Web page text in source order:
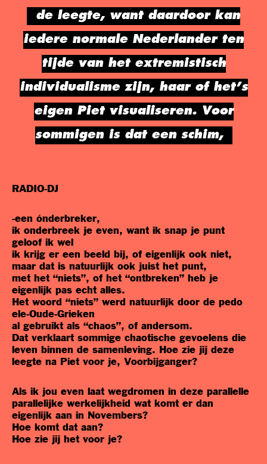
de leegte, want daardoor kan
iedere normale Nederlander ten
tijde van het extremistisch
individualisme zijn, haar of het’s
eigen Piet visualiseren. Voor
sommigen is dat een schim,
RADIO-DJ
-een ónderbreker,
ik onderbreek je even, want ik snap je punt
geloof ik wel
ik krijg er een beeld bij, of eigenlijk ook niet,
maar dat is natuurlijk ook juist het punt,
met het “niets”, of het “ontbreken” heb je
eigenlijk pas echt alles.
Het woord “niets” werd natuurlijk door de pedo
ele-Oude-Grieken
al gebruikt als “chaos”, of andersom.
Dat verklaart sommige chaotische gevoelens die
leven binnen de samenleving. Hoe zie jij deze
leegte na Piet voor je, Voorbijganger?
Als ik jou even laat wegdromen in deze parallelle
parallelijke werkelijkheid wat komt er dan
eigenlijk aan in Novembers?
Hoe komt dat aan?
Hoe zie jij het voor je?